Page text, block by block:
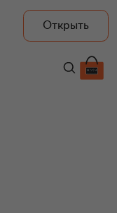
Открыть
32 750 ₽